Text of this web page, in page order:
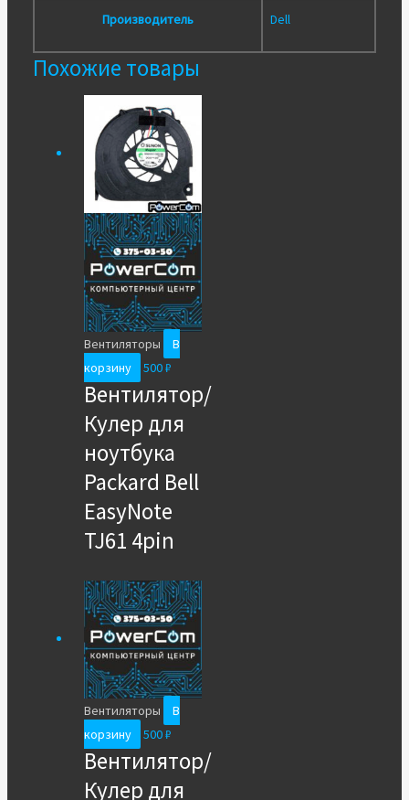
Производитель Dell
Похожие товары
Вентиляторы
В
корзину
500₽
Вентилятор/
Кулер для
ноутбука
Packard Bell
EasyNote
TJ61 4pin
Вентиляторы
В
корзину
500₽
Вентилятор/
Кулер для